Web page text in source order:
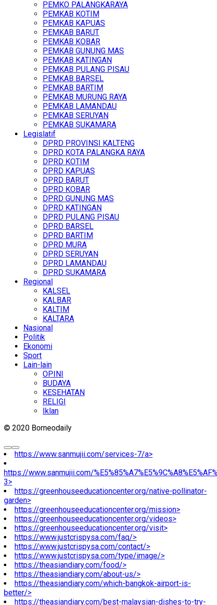
PEMKO PALANGKARAYA
PEMKAB KOTIM
PEMKAB KAPUAS
PEMKAB BARUT
PEMKAB KOBAR
PEMKAB GUNUNG MAS
PEMKAB KATINGAN
PEMKAB PULANG PISAU
PEMKAB BARSEL
PEMKAB BARTIM
PEMKAB MURUNG RAYA
PEMKAB LAMANDAU
PEMKAB SERUYAN
PEMKAB SUKAMARA
Legislatif
DPRD PROVINSI KALTENG
DPRD KOTA PALANGKA RAYA
DPRD KOTIM
DPRD KAPUAS
DPRD BARUT
DPRD KOBAR
DPRD GUNUNG MAS
DPRD KATINGAN
DPRD PULANG PISAU
DPRD BARSEL
DPRD BARTIM
DPRD MURA
DPRD SERUYAN
DPRD LAMANDAU
DPRD SUKAMARA
Regional
KALSEL
KALBAR
KALTIM
KALTARA
Nasional
Politik
Ekonomi
Sport
Lain-lain
OPINI
BUDAYA
KESEHATAN
RELIGI
Iklan
© 2020 Borneodaily
https://www.sanmujii.com/services-7/a>
https://www.sanmujii.com/
3>
https://greenhouseeducationcenter.org/native-pollinator-
garden>
https://greenhouseeducationcenter.org/mission>
https://greenhouseeducationcenter.org/videos>
https://greenhouseeducationcenter.org/visit>
https://www.justcrispysa.com/faq/>
https://www.justcrispysa.com/contact/>
https://www.justcrispysa.com/type/image/>
https://theasiandiary.com/food/>
https://theasiandiary.com/about-us/>
https://theasiandiary.com/which-bangkok-airport-is-
better/>
https://theasiandiary.com/best-malaysian-dishes-to-try-